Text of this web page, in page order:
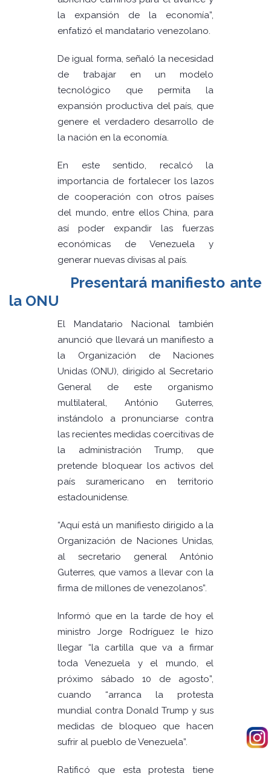
la expansión de la economía”,
enfatizó el mandatario venezolano.
De igual forma, señaló la necesidad
de trabajar en un modelo
tecnológico que permita la
expansión productiva del país, que
genere el verdadero desarrollo de
la nación en la economía.
En este sentido, recalcó la
importancia de fortalecer los lazos
de cooperación con otros países
del mundo, entre ellos China, para
así poder expandir las fuerzas
económicas de Venezuela y
generar nuevas divisas al país.
Presentará manifiesto ante
la ONU
El Mandatario Nacional también
anunció que llevará un manifiesto a
la Organización de Naciones
Unidas (ONU), dirigido al Secretario
General de este organismo
multilateral, António Guterres,
instándolo a pronunciarse contra
las recientes medidas coercitivas de
la administración Trump, que
pretende bloquear los activos del
país suramericano en territorio
estadounidense.
“Aquí está un manifiesto dirigido a la
Organización de Naciones Unidas,
al secretario general António
Guterres, que vamos a llevar con la
firma de millones de venezolanos”.
Informó que en la tarde de hoy el
ministro Jorge Rodríguez le hizo
llegar “la cartilla que va a firmar
toda Venezuela y el mundo, el
próximo sábado 10 de agosto”,
cuando “arranca la protesta
mundial contra Donald Trump y sus
medidas de bloqueo que hacen
sufrir al pueblo de Venezuela”.
Ratificó que esta protesta tiene